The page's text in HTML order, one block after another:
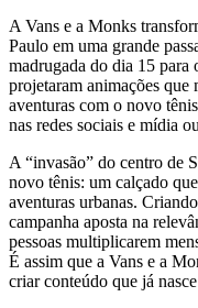
A Vans e a Monks
Paulo em uma grande
madrugada do dia 15 para
projetaram animações que
aventuras com o novo
nas redes sociais e mídia
A “invasão” do centro de
novo tênis: um calçado
aventuras urbanas.
campanha aposta na
pessoas multiplicarem
É assim que a Vans e a
criar conteúdo que já